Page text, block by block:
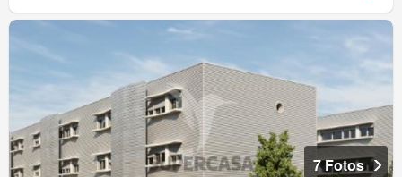
7 Fotos